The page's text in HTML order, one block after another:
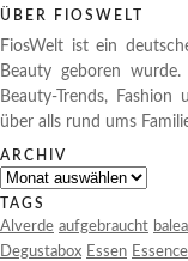
ÜBER FIOSWELT
FiosWelt ist ein
Beauty geboren
Beauty-Trends,
über alls rund ums
ARCHIV
Archiv
TAGS
Alverde aufgebraucht balea
Degustabox Essen Essence